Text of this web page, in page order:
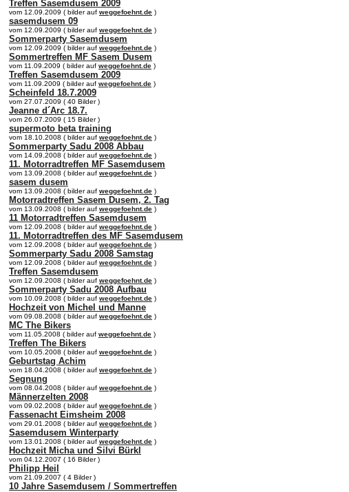
Treffen Sasemdusem 2009
vom 12.09.2009 ( bilder auf weggefoehnt.de )
sasemdusem 09
vom 12.09.2009 ( bilder auf weggefoehnt.de )
Sommerparty Sasemdusem
vom 12.09.2009 ( bilder auf weggefoehnt.de )
Sommertreffen MF Sasem Dusem
vom 11.09.2009 ( bilder auf weggefoehnt.de )
Treffen Sasemdusem 2009
vom 11.09.2009 ( bilder auf weggefoehnt.de )
Scheinfeld 18.7.2009
vom 27.07.2009 ( 40 Bilder )
Jeanne d´Arc 18.7.
vom 26.07.2009 ( 15 Bilder )
supermoto beta training
vom 18.10.2008 ( bilder auf weggefoehnt.de )
Sommerparty Sadu 2008 Abbau
vom 14.09.2008 ( bilder auf weggefoehnt.de )
11. Motorradtreffen MF Sasemdusem
vom 13.09.2008 ( bilder auf weggefoehnt.de )
sasem dusem
vom 13.09.2008 ( bilder auf weggefoehnt.de )
Motorradtreffen Sasem Dusem, 2. Tag
vom 13.09.2008 ( bilder auf weggefoehnt.de )
11 Motorradtreffen Sasemdusem
vom 12.09.2008 ( bilder auf weggefoehnt.de )
11. Motorradtreffen des MF Sasemdusem
vom 12.09.2008 ( bilder auf weggefoehnt.de )
Sommerparty Sadu 2008 Samstag
vom 12.09.2008 ( bilder auf weggefoehnt.de )
Treffen Sasemdusem
vom 12.09.2008 ( bilder auf weggefoehnt.de )
Sommerparty Sadu 2008 Aufbau
vom 10.09.2008 ( bilder auf weggefoehnt.de )
Hochzeit von Michel und Manne
vom 09.08.2008 ( bilder auf weggefoehnt.de )
MC The Bikers
vom 11.05.2008 ( bilder auf weggefoehnt.de )
Treffen The Bikers
vom 10.05.2008 ( bilder auf weggefoehnt.de )
Geburtstag Achim
vom 18.04.2008 ( bilder auf weggefoehnt.de )
Segnung
vom 08.04.2008 ( bilder auf weggefoehnt.de )
Männerzelten 2008
vom 09.02.2008 ( bilder auf weggefoehnt.de )
Fassenacht Eimsheim 2008
vom 29.01.2008 ( bilder auf weggefoehnt.de )
Sasemdusem Winterparty
vom 13.01.2008 ( bilder auf weggefoehnt.de )
Hochzeit Micha und Silvi Bürkl
vom 04.12.2007 ( 16 Bilder )
Philipp Heil
vom 21.09.2007 ( 4 Bilder )
10 Jahre Sasemdusem / Sommertreffen